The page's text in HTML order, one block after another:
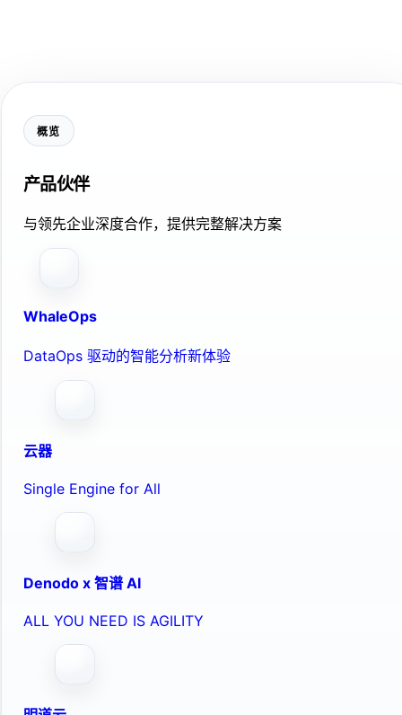
概览
产品伙伴
与领先企业深度合作，提供完整解决方案
WhaleOps
DataOps 驱动的智能分析新体验
云器
Single Engine for All
Denodo x 智谱 AI
ALL YOU NEED IS AGILITY